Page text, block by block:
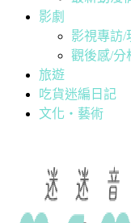
影劇
影視專訪/
觀後感/分
旅遊
吃貨迷編日記
文化・藝術